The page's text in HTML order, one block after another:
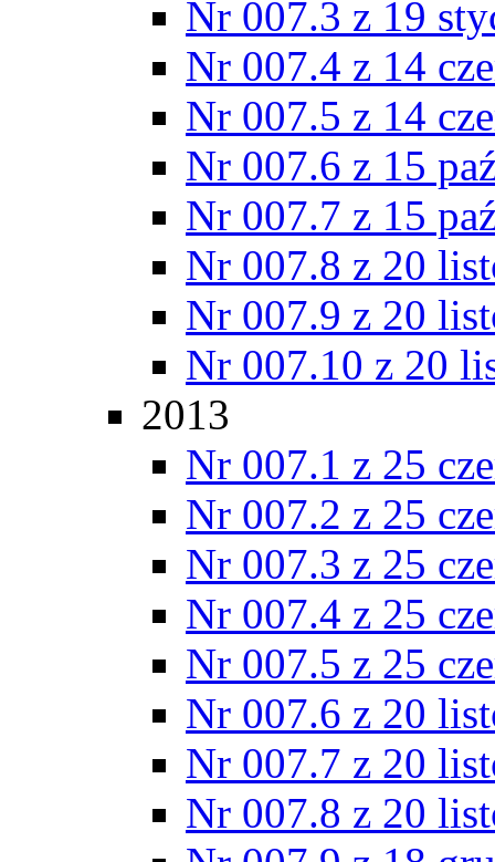
Nr 007.3 z 19
Nr 007.4 z 14
Nr 007.5 z 14
Nr 007.6 z 15
Nr 007.7 z 15
Nr 007.8 z 20
Nr 007.9 z 20
Nr 007.10 z 20
2013
Nr 007.1 z 25
Nr 007.2 z 25
Nr 007.3 z 25
Nr 007.4 z 25
Nr 007.5 z 25
Nr 007.6 z 20
Nr 007.7 z 20
Nr 007.8 z 20